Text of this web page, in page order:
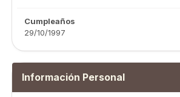
Cumpleaños
29/10/1997
Información Personal